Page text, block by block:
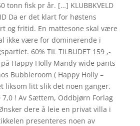
tonn fisk pr år. […] KLUBBKVELD
Da er det klart for høstens
og fritid. En mattesone skal være
ikke være for dominerende i
60% TIL TILBUDET 159 ,-
på Happy Holly Mandy wide pants
Bubbleroom ( Happy Holly –
liksom litt slik det noen ganger.
7,0 ! Av Sættem, Oddbjørn Forlag
dere å leie en privat villa i
presenteres noen av